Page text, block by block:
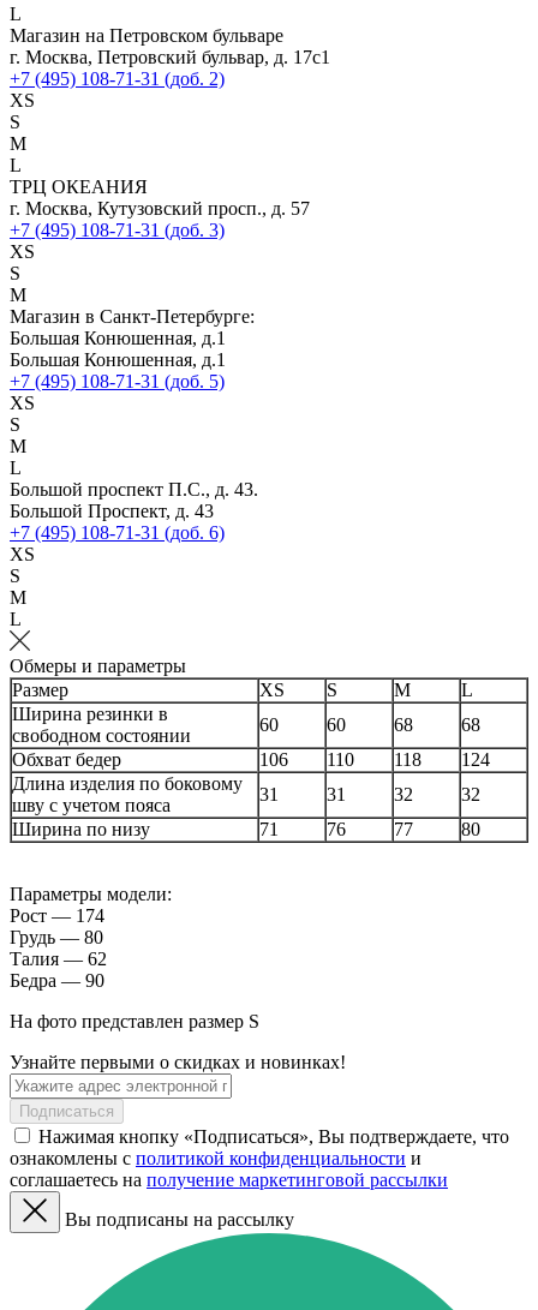
L
Магазин на Петровском бульваре
г. Москва, Петровский бульвар, д. 17с1
+7 (495) 108-71-31 (доб. 2)
XS
S
M
L
ТРЦ ОКЕАНИЯ
г. Москва, Кутузовский просп., д. 57
+7 (495) 108-71-31 (доб. 3)
XS
S
M
Магазин в Санкт-Петербурге:
Большая Конюшенная, д.1
Большая Конюшенная, д.1
+7 (495) 108-71-31 (доб. 5)
XS
S
M
L
Большой проспект П.С., д. 43.
Большой Проспект, д. 43
+7 (495) 108-71-31 (доб. 6)
XS
S
M
L
Обмеры и параметры
Размер
XS S M
L
Ширина резинки в
свободном состоянии
60 60 68
68
Обхват бедер
106 110 118
124
Длина изделия по боковому
шву с учетом пояса
31 31 32
32
Ширина по низу
71 76 77 80
Параметры модели:
Рост — 174
Грудь — 80
Талия — 62
Бедра — 90
На фото представлен размер S
Узнайте первыми о скидках и новинках!
Подписаться
Нажимая кнопку «Подписаться», Вы подтверждаете, что
ознакомлены с политикой конфиденциальности и
соглашаетесь на получение маркетинговой рассылки
Вы подписаны на рассылку